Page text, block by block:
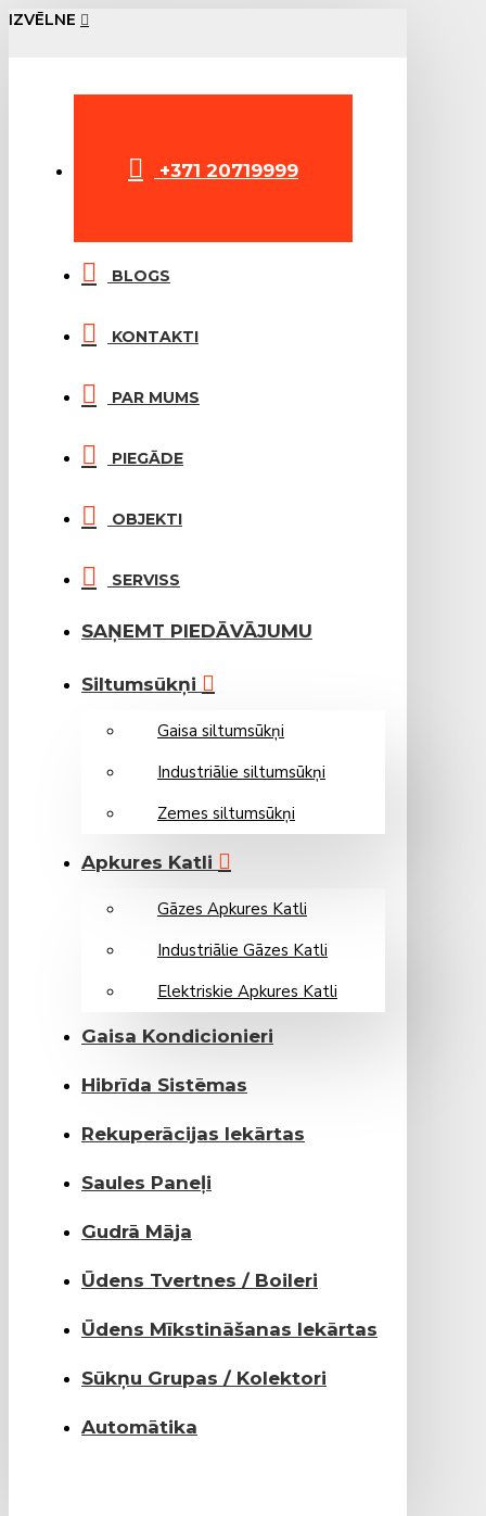
IZVĒLNE
+371 20719999
BLOGS
KONTAKTI
PAR MUMS
PIEGĀDE
OBJEKTI
SERVISS
SAŅEMT PIEDĀVĀJUMU
Siltumsūkņi
Gaisa siltumsūkņi
Industriālie siltumsūkņi
Zemes siltumsūkņi
Apkures Katli
Gāzes Apkures Katli
Industriālie Gāzes Katli
Elektriskie Apkures Katli
Gaisa Kondicionieri
Hibrīda Sistēmas
Rekuperācijas Iekārtas
Saules Paneļi
Gudrā Māja
Ūdens Tvertnes / Boileri
Ūdens Mīkstināšanas Iekārtas
Sūkņu Grupas / Kolektori
Automātika